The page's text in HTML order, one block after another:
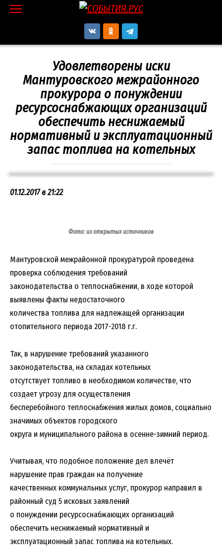
Перейти
Удовлетворены иски
Мантуровского межрайонного
прокурора о понуждении
ресурсоснабжающих организаций
обеспечить неснижаемый
нормативный и эксплуатационный
запас топлива на котельных
01.12.2017 в 21:22
Фото: из открытых источников
Мантуровской межрайонной прокуратурой проведена
проверка соблюдения требований
законодательства о теплоснабжении, в ходе которой
выявлены факты недостаточного
количества топлива для надлежащей организации
отопительного периода 2017-2018 г.г.
Так, в нарушение требований указанного
законодательства, на складах котельных
отсутствует топливо в необходимом количестве, что
создает угрозу для осуществления
бесперебойного теплоснабжения жилых домов, социально
значимых объектов городского
округа и муниципального района в осенне-зимний период.
Учитывая, что подобное положение дел влечёт
нарушение прав граждан на получение
качественных коммунальных услуг, прокурор направил в
районный суд 5 исковых заявлений
о понуждении ресурсоснабжающих организаций
обеспечить неснижаемый нормативный и
эксплуатационный запас топлива на котельных.